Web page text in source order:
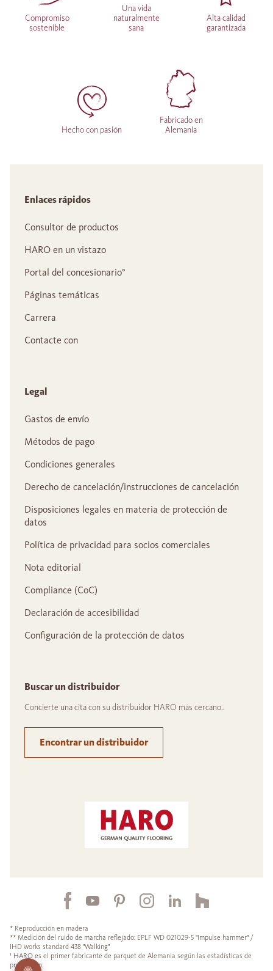
Compromiso
sostenible
Una vida
naturalmente
sana
Alta calidad
garantizada
Hecho con pasión
Fabricado en
Alemania
Enlaces rápidos
Consultor de productos
HARO en un vistazo
Portal del concesionario°
Páginas temáticas
Carrera
Contacte con
Legal
Gastos de envío
Métodos de pago
Condiciones generales
Derecho de cancelación/instrucciones de cancelación
Disposiciones legales en materia de protección de
datos
Política de privacidad para socios comerciales
Nota editorial
Compliance (CoC)
Declaración de accesibilidad
Configuración de la protección de datos
Buscar un distribuidor
Concierte una cita con su distribuidor HARO más cercano..
Encontrar un distribuidor
* Reproducción en madera
** Medición del ruido de marcha reflejado: EPLF WD 021029-5 "Impulse hammer" /
IHD works standard 438 "Walking"
¹ HARO es el primer fabricante de parquet de Alemania según las estadísticas de
producción.